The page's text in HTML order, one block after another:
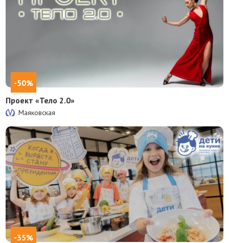
-50%
Проект «Тело 2.0»
Маяковская
-35%